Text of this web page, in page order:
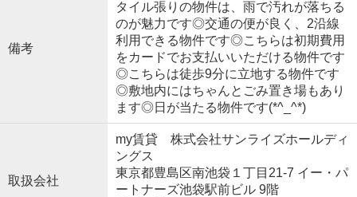
備考
タイル張りの物件は、雨で汚れが落ちる
のが魅力です◎交通の便が良く、2沿線
利用できる物件です◎こちらは初期費用
をカードでお支払いいただける物件です
◎こちらは徒歩9分に立地する物件です
◎敷地内にはちゃんとごみ置き場もあり
ます◎日が当たる物件です(*^_^*)
取扱会社
my賃貸 株式会社サンライズホールディ
ングス
東京都豊島区南池袋１丁目21-7 イー・パ
ートナーズ池袋駅前ビル 9階